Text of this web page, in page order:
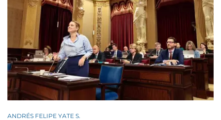
ANDRÉS FELIPE YATE S.